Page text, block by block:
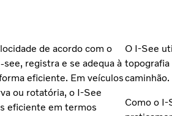
de acordo com o
registra e se adequa à
eficiente. Em veículos
ou rotatória, o I-See
eficiente em termos
O I-See
topografia
caminhão.
Como o I-